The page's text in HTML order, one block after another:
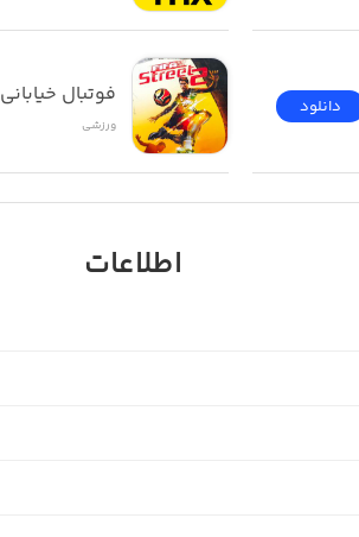
دانلود فوتبال خیابانی 2
ورزشی
اطلاعات